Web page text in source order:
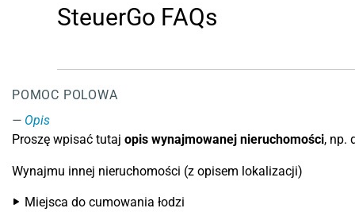
SteuerGo FAQs
POMOC POLOWA
Opis
Proszę wpisać tutaj opis wynajmowanej nieruchomości, np.
Wynajmu innej nieruchomości (z opisem lokalizacji)
Miejsca do cumowania łodzi